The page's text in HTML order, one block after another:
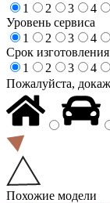
1
2 3 4
Уровень сервиса
1
2 3 4
Срок изготовления
1
2 3 4
Пожалуйста,
Похожие модели